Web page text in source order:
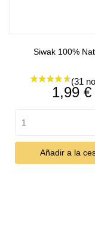
Siwak 100% Natural
Precio
1,99 €
Añadir a la cesta